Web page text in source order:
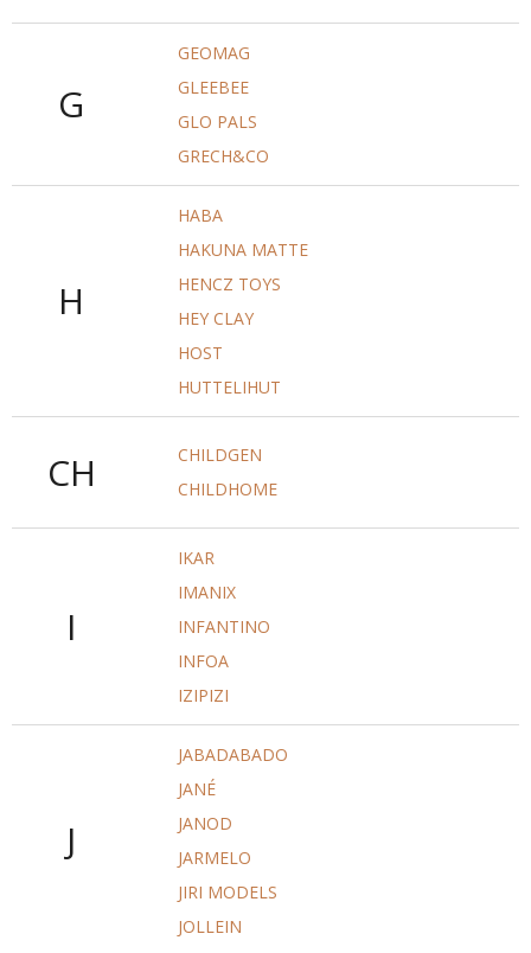
G
GEOMAG
GLEEBEE
GLO PALS
GRECH&CO
H
HABA
HAKUNA MATTE
HENCZ TOYS
HEY CLAY
HOST
HUTTELIHUT
CH
CHILDGEN
CHILDHOME
I
IKAR
IMANIX
INFANTINO
INFOA
IZIPIZI
J
JABADABADO
JANÉ
JANOD
JARMELO
JIRI MODELS
JOLLEIN